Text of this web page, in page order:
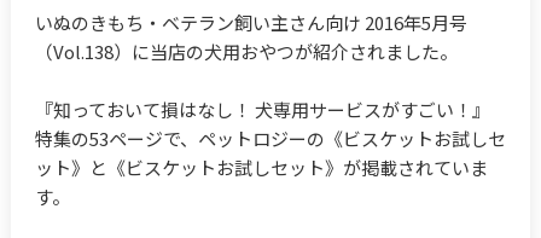
いぬのきもち・ベテラン飼い主さん向け 2016年5月号
（Vol.138）に当店の犬用おやつが紹介されました。
『知っておいて損はなし！ 犬専用サービスがすごい！』
特集の53ページで、ペットロジーの《ビスケットお試しセ
ット》と《ビスケットお試しセット》が掲載されていま
す。